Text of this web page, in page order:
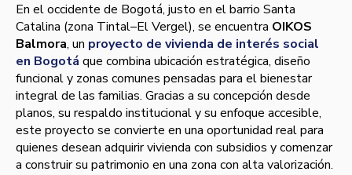
En el occidente de Bogotá, justo en el barrio Santa
Catalina (zona Tintal–El Vergel), se encuentra OIKOS
Balmora, un proyecto de vivienda de interés social
en Bogotá que combina ubicación estratégica, diseño
funcional y zonas comunes pensadas para el bienestar
integral de las familias. Gracias a su concepción desde
planos, su respaldo institucional y su enfoque accesible,
este proyecto se convierte en una oportunidad real para
quienes desean adquirir vivienda con subsidios y comenzar
a construir su patrimonio en una zona con alta valorización.